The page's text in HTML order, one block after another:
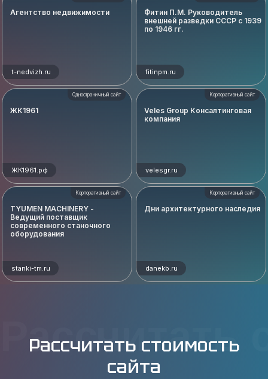
Агентство недвижимости
t-nedvizh.ru
Фитин П.М. Руководитель
внешней разведки СССР с 1939
по 1946 гг.
fitinpm.ru
Одностраничный сайт
ЖК1961
ЖК1961.рф
Корпоративный сайт
Veles Group Консалтинговая
компания
velesgr.ru
Корпоративный сайт
TYUMEN MACHINERY -
Ведущий поставщик
современного станочного
оборудования
stanki-tm.ru
Корпоративный сайт
Дни архитектурного наследия
danekb.ru
Рассчитать стоимость
сайта